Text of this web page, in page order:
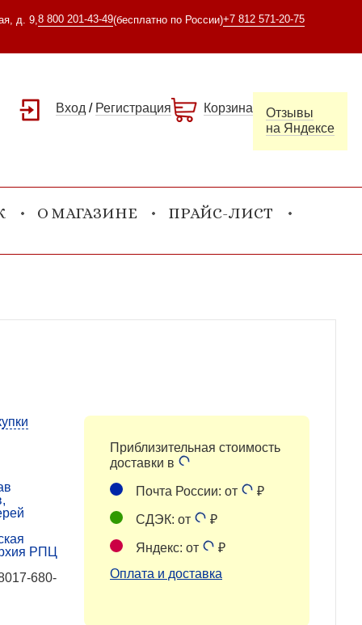
д. 9, 8 800 201-43-49(бесплатно по России)+7 812 571-20-75
Вход / Регистрация Корзина
Отзывы
на Яндексе
О МАГАЗИНЕ ПРАЙС-ЛИСТ
РПЦ
680-
Приблизительная стоимость
доставки в
Почта России: от ₽
СДЭК: от ₽
Яндекс: от
₽
Оплата и доставка